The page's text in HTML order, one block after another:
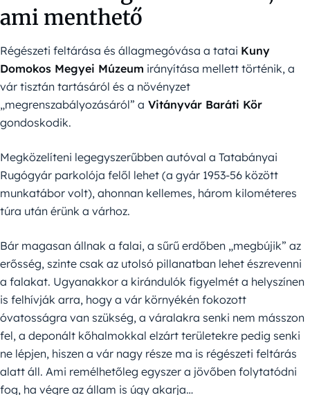
ami menthető
Régészeti feltárása és állagmegóvása a tatai Kuny
Domokos Megyei Múzeum irányítása mellett történik, a
vár tisztán tartásáról és a növényzet
„megrenszabályozásáról” a Vitányvár Baráti Kör
gondoskodik.
Megközelíteni legegyszerűbben autóval a Tatabányai
Rugógyár parkolója felől lehet (a gyár 1953-56 között
munkatábor volt), ahonnan kellemes, három kilométeres
túra után érünk a várhoz.
Bár magasan állnak a falai, a sűrű erdőben „megbújik” az
erősség, szinte csak az utolsó pillanatban lehet észrevenni
a falakat. Ugyanakkor a kirándulók figyelmét a helyszínen
is felhívják arra, hogy a vár környékén fokozott
óvatosságra van szükség, a váralakra senki nem másszon
fel, a deponált kőhalmokkal elzárt területekre pedig senki
ne lépjen, hiszen a vár nagy része ma is régészeti feltárás
alatt áll. Ami remélhetőleg egyszer a jövőben folytatódni
fog, ha végre az állam is úgy akarja…